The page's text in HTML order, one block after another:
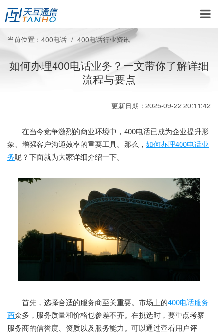
当前位置： 400电话 400电话行业资讯
如何办理400电话业务？一文带你了解详细
流程与要点
更新日期：2025-09-22 20:11:42
在当今竞争激烈的商业环境中，400电话已成为企业提升形
象、增强客户沟通效率的重要工具。那么， 如何办理400电话业
务呢？下面就为大家详细介绍一下。
首先，选择合适的服务商至关重要。市场上的400电话服务
商众多，服务质量和价格也参差不齐。在挑选时，要重点考察
服务商的信誉度、资质以及服务能力。可以通过查看用户评